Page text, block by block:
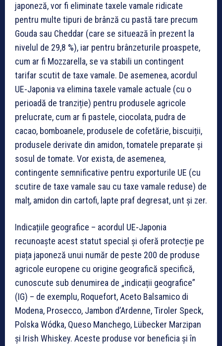
japoneză, vor fi eliminate taxele vamale ridicate
pentru multe tipuri de brânză cu pastă tare precum
Gouda sau Cheddar (care se situează în prezent la
nivelul de 29,8 %), iar pentru brânzeturile proaspete,
cum ar fi Mozzarella, se va stabili un contingent
tarifar scutit de taxe vamale. De asemenea, acordul
UE-Japonia va elimina taxele vamale actuale (cu o
perioadă de tranziție) pentru produsele agricole
prelucrate, cum ar fi pastele, ciocolata, pudra de
cacao, bomboanele, produsele de cofetărie, biscuiții,
produsele derivate din amidon, tomatele preparate și
sosul de tomate. Vor exista, de asemenea,
contingente semnificative pentru exporturile UE (cu
scutire de taxe vamale sau cu taxe vamale reduse) de
malț, amidon din cartofi, lapte praf degresat, unt și zer.
Indicațiile geografice – acordul UE-Japonia
recunoaște acest statut special și oferă protecție pe
piața japoneză unui număr de peste 200 de produse
agricole europene cu origine geografică specifică,
cunoscute sub denumirea de „indicații geografice”
(IG) – de exemplu, Roquefort, Aceto Balsamico di
Modena, Prosecco, Jambon d’Ardenne, Tiroler Speck,
Polska Wódka, Queso Manchego, Lübecker Marzipan
și Irish Whiskey. Aceste produse vor beneficia și în